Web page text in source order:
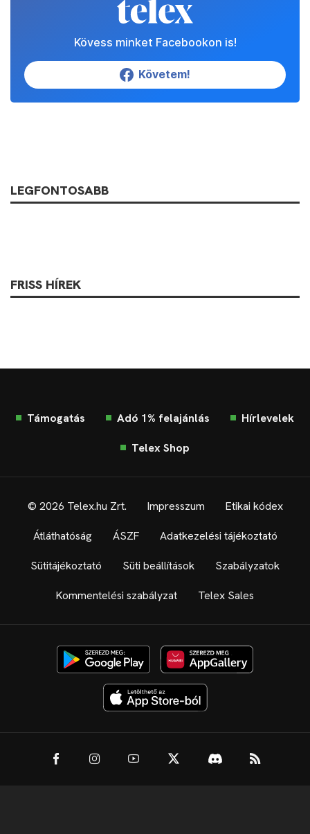
Kövess minket Facebookon is!
Követem!
LEGFONTOSABB
FRISS HÍREK
Támogatás Adó 1% felajánlás Hírlevelek
Telex Shop
© 2026 Telex.hu Zrt. Impresszum Etikai kódex
Átláthatóság ÁSZF Adatkezelési tájékoztató
Sütitájékoztató Süti beállítások Szabályzatok
Kommentelési szabályzat Telex Sales